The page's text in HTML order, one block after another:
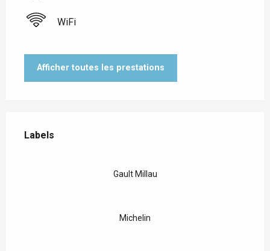
WiFi
Afficher toutes les prestations
Labels
Labels
Gault Millau
Michelin